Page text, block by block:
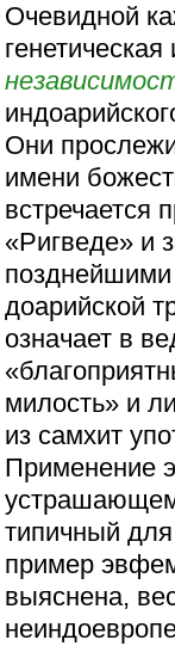
Очевидной
генетическая
Они
имени
встречается
«Ригведе» и
позднейшими
доарийской
означает в
милость» и
из самхит
Применение
типичный
пример
выяснена,